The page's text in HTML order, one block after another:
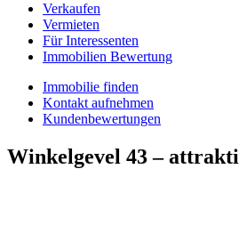
Verkaufen
Vermieten
Für Interessenten
Immobilien Bewertung
Immobilie finden
Kontakt aufnehmen
Kundenbewertungen
Winkelgevel 43 –